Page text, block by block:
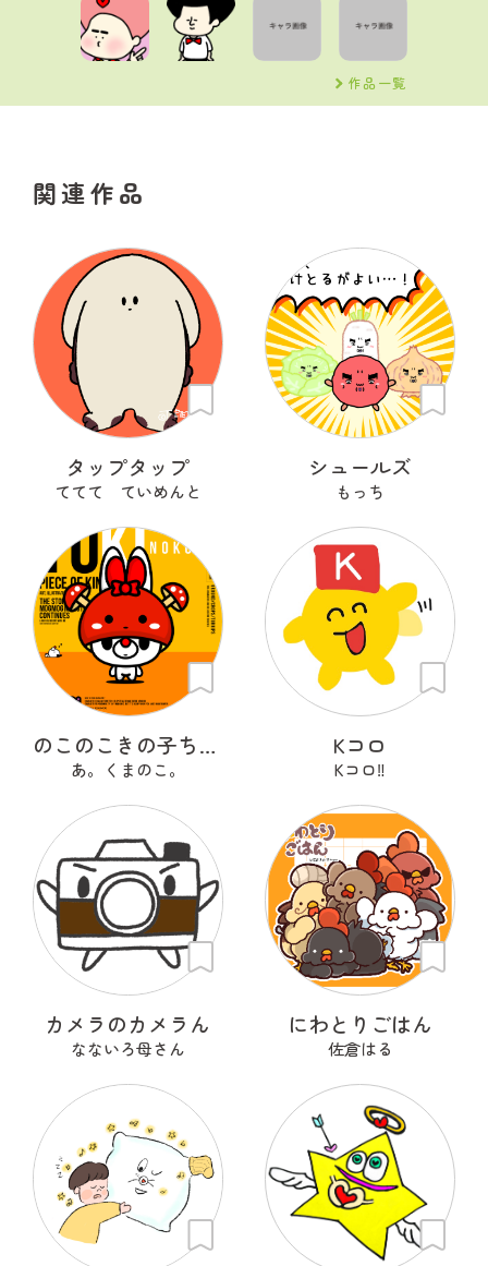
作品一覧
関連作品
タップタップ
ててて ていめんと
シュールズ
もっち
のこのこきの子ちゃん
あ。くまのこ。
Kコロ
Kコロ‼︎
カメラのカメラん
なないろ母さん
にわとりごはん
佐倉はる